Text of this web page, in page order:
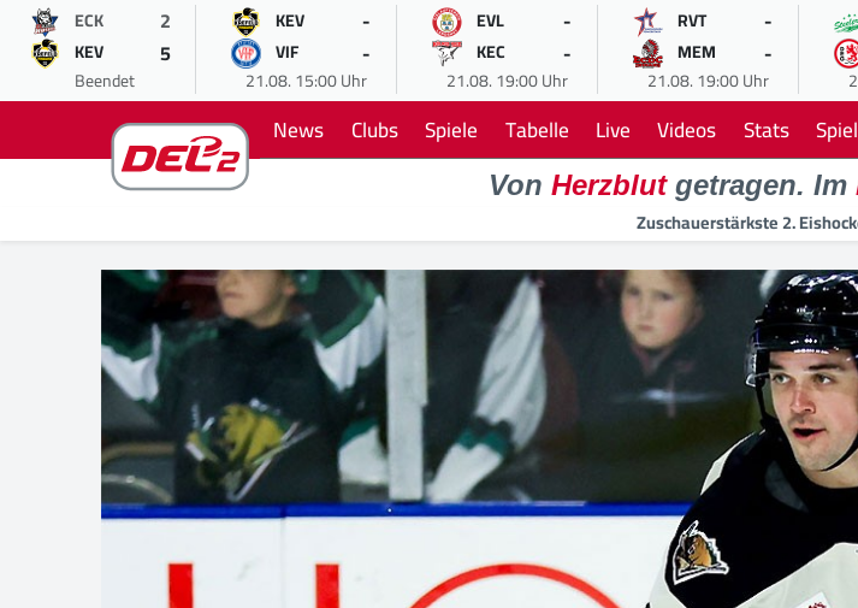
ECK 2
KEV 5
Beendet
KEV -
VIF -
21.08. 15:00 Uhr
EVL -
KEC -
21.08. 19:00 Uhr
RVT -
MEM -
21.08. 19:00 Uhr
News Clubs Spiele Tabelle Live Videos Stats
Von Herzblutgetragen. Im
Zuschauerstärkste 2.